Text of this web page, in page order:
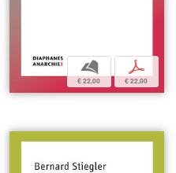
b
€ 22,00
p
€ 22,00